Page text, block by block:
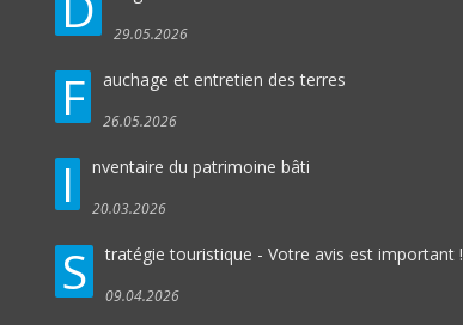
29.05.2026
F auchage et entretien des terres
26.05.2026
I nventaire du patrimoine bâti
20.03.2026
S tratégie touristique - Votre avis est important !
09.04.2026